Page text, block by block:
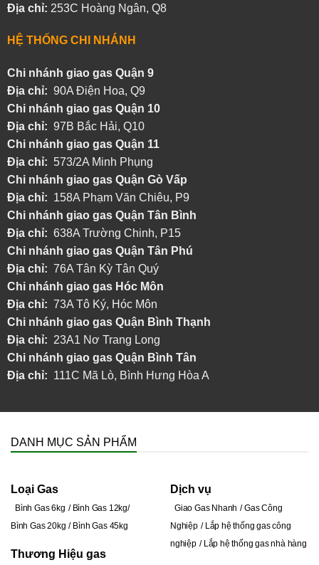
Địa chỉ: 253C Hoàng Ngân, Q8
HỆ THỐNG CHI NHÁNH
Chi nhánh giao gas Quận 9
Địa chỉ: 90A Điện Hoa, Q9
Chi nhánh giao gas Quận 10
Địa chỉ: 97B Bắc Hải, Q10
Chi nhánh giao gas Quận 11
Địa chỉ: 573/2A Minh Phụng
Chi nhánh giao gas Quận Gò Vấp
Địa chỉ: 158A Phạm Văn Chiêu, P9
Chi nhánh giao gas Quận Tân Bình
Địa chỉ: 638A Trường Chinh, P15
Chi nhánh giao gas Quận Tân Phú
Địa chỉ: 76A Tân Kỳ Tân Quý
Chi nhánh giao gas Hóc Môn
Địa chỉ: 73A Tô Ký, Hóc Môn
Chi nhánh giao gas Quận Bình Thạnh
Địa chỉ: 23A1 Nơ Trang Long
Chi nhánh giao gas Quận Bình Tân
Địa chỉ: 111C Mã Lò, Bình Hưng Hòa A
DANH MỤC SẢN PHẨM
Loại Gas
Bình Gas 6kg
Bình Gas 12kg
Bình Gas 20kg
Bình Gas 45kg
Thương Hiệu gas
Dịch vụ
Giao Gas Nhanh
Gas Công
Nghiệp
Lắp hệ thống gas công
nghiệp
Lắp hệ thống gas nhà hàng